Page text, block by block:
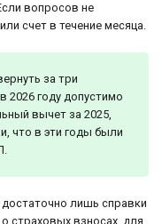
вопросов не
счет в течение месяца.
за три
2026 году допустимо
вычет за 2025,
что в эти годы были
лишь справки
страховых взносах, для